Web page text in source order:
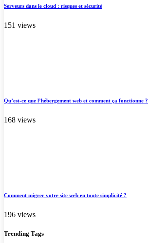
Serveurs dans le cloud : risques et sécurité
151 views
Qu’est-ce que l’hébergement web et comment ça fonctionne ?
168 views
Comment migrer votre site web en toute simplicité ?
196 views
Trending Tags